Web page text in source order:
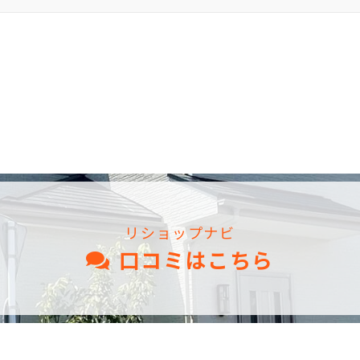
リショップナビ
口コミはこちら